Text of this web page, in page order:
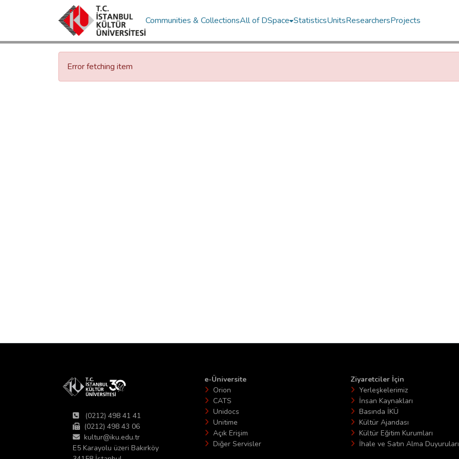
Communities & CollectionsAll of DSpace StatisticsUnitsResearchersProjects
Error fetching item
(0212) 498 41 41
(0212) 498 43 06
kultur@iku.edu.tr
E5 Karayolu üzeri Bakırköy
e-Üniversite
Orion
CATS
Unidocs
Unitime
Açık Erişim
Diğer Servisler
Ziyaretciler İçin
Yerleşkelerimiz
İnsan Kaynakları
Basında İKÜ
Kültür Ajandası
Kültür Eğitim Kurumları
İhale ve Satın Alma Duyuruları